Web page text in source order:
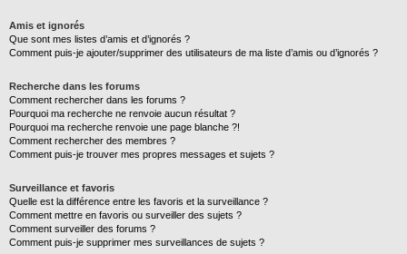
Amis et ignorés
Que sont mes listes d’amis et d’ignorés ?
Comment puis-je ajouter/supprimer des utilisateurs de ma liste d’amis ou d’ignorés ?
Recherche dans les forums
Comment rechercher dans les forums ?
Pourquoi ma recherche ne renvoie aucun résultat ?
Pourquoi ma recherche renvoie une page blanche ?!
Comment rechercher des membres ?
Comment puis-je trouver mes propres messages et sujets ?
Surveillance et favoris
Quelle est la différence entre les favoris et la surveillance ?
Comment mettre en favoris ou surveiller des sujets ?
Comment surveiller des forums ?
Comment puis-je supprimer mes surveillances de sujets ?